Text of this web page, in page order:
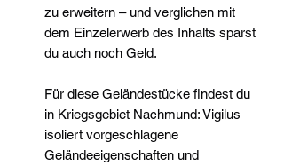
zu erweitern – und verglichen mit
dem Einzelerwerb des Inhalts sparst
du auch noch Geld.
Für diese Geländestücke findest du
in Kriegsgebiet Nachmund: Vigilus
isoliert vorgeschlagene
Geländeeigenschaften und